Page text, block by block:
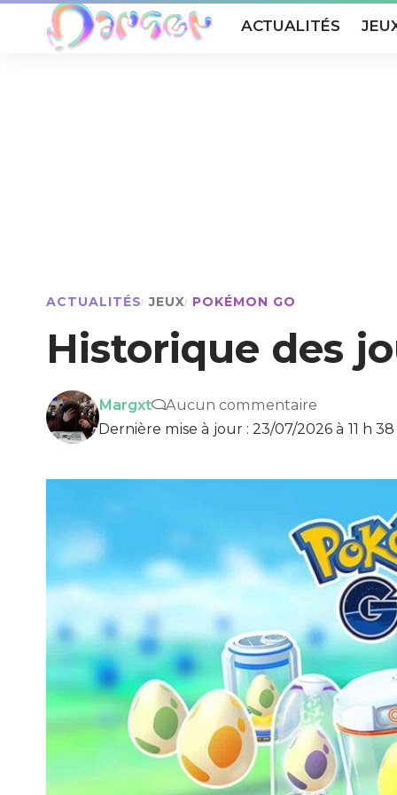
ACTUALITÉS
ACTUALITÉS JEUX POKÉMON GO
Historique des
Dernière mise à jour : 23/07/2026 à 11 h
Margxt Aucun commentaire